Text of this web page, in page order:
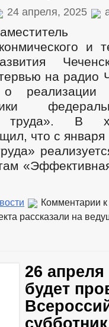
24 апреля, 2025
и
на радио
о реализации
труда». В
что с января
Комментарии
рассказали на
26 апреля
будет
субботник